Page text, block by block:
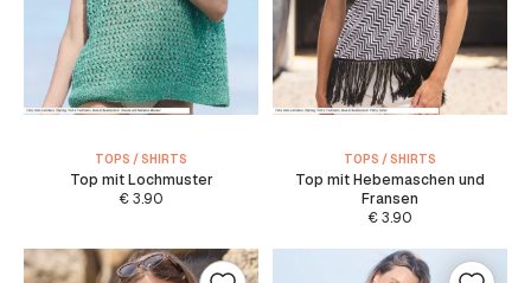
TOPS / SHIRTS
Top mit Lochmuster
€3.90
TOPS / SHIRTS
Top mit Hebemaschen und
Fransen
€3.90